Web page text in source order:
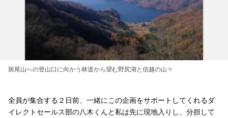
斑尾山への登山口に向かう林道から望む野尻湖と信越の山々
全員が集合する２日前、一緒にこの企画をサポートしてくれるダ
イレクトセールス部の八木くんと私は先に現地入りし、分担して